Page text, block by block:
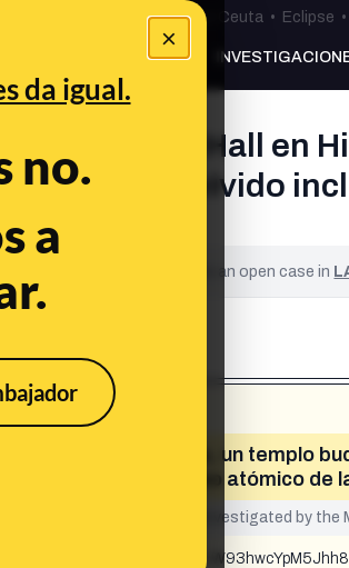
×
da igual.
no.
a
Especial Ceuta•Bulos Ceuta • Eclipse •
PREBUNKING
el Reikado Hall en
había sobrevivido
NOT yet been verified. It is an open case in
Hall en Hiroshima, un templo
incluso al bombardeo atómico de
content has not yet been investigated by the